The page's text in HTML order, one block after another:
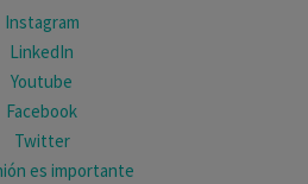
Instagram
LinkedIn
Youtube
Facebook
Twitter
es importante